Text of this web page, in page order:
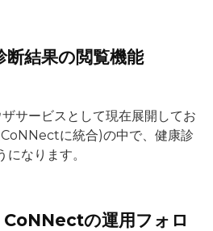
結果の閲覧機能
サービスとして現在展開してお
に統合)の中で、健康診
なります。
CoNNectの運用フォロ